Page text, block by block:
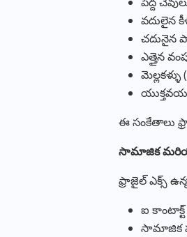
వదులైన
చదునైన
ఎత్తైన
మెల్లకళ్ళు
ఈ సంకేతాలు
సామాజిక
ఫ్రాజైల్ ఎక్స్
ఐ
సామాజిక